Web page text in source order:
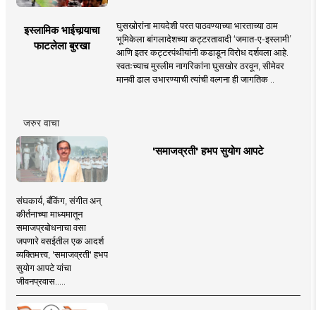
इस्लामिक भाईचार्‍याचा
फाटलेला बुरखा
घुसखोरांना मायदेशी परत पाठवण्याच्या भारताच्या ठाम
भूमिकेला बांगलादेशच्या कट्टरतावादी ‘जमात-ए-इस्लामी’
आणि इतर कट्टरपंथीयांनी कडाडून विरोध दर्शवला आहे.
स्वतःच्याच मुस्लीम नागरिकांना घुसखोर ठरवून, सीमेवर
मानवी ढाल उभारण्याची त्यांची वल्गना ही जागतिक ..
जरुर वाचा
'समाजव्रती' हभप सुयोग आपटे
संघकार्य, बँकिंग, संगीत अन्
कीर्तनाच्या माध्यमातून
समाजप्रबोधनाचा वसा
जपणारे वसईतील एक आदर्श
व्यक्तिमत्त्व, 'समाजव्रती' हभप
सुयोग आपटे यांचा
जीवनप्रवास.....